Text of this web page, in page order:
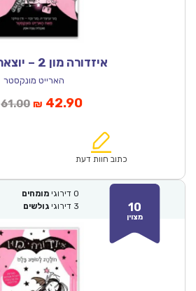
איזדורה מון 2 – יוצאת לנופש
הארייט מונקסטר
61.00המחיר
₪61.00.
₪ 42.90המחיר
הוא:
כתוב חוות דעת
10
מצוין
0 דירוגי מומחים
3 דירוגי גולשים